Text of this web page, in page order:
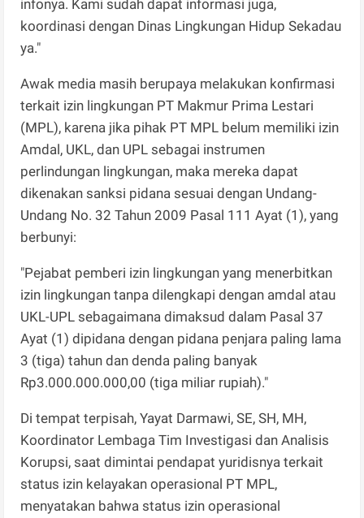
infonya. Kami sudah dapat informasi juga,
koordinasi dengan Dinas Lingkungan Hidup Sekadau
ya."
Awak media masih berupaya melakukan konfirmasi
terkait izin lingkungan PT Makmur Prima Lestari
(MPL), karena jika pihak PT MPL belum memiliki izin
Amdal, UKL, dan UPL sebagai instrumen
perlindungan lingkungan, maka mereka dapat
dikenakan sanksi pidana sesuai dengan Undang-
Undang No. 32 Tahun 2009 Pasal 111 Ayat (1), yang
berbunyi:
"Pejabat pemberi izin lingkungan yang menerbitkan
izin lingkungan tanpa dilengkapi dengan amdal atau
UKL-UPL sebagaimana dimaksud dalam Pasal 37
Ayat (1) dipidana dengan pidana penjara paling lama
3 (tiga) tahun dan denda paling banyak
Rp3.000.000.000,00 (tiga miliar rupiah)."
Di tempat terpisah, Yayat Darmawi, SE, SH, MH,
Koordinator Lembaga Tim Investigasi dan Analisis
Korupsi, saat dimintai pendapat yuridisnya terkait
status izin kelayakan operasional PT MPL,
menyatakan bahwa status izin operasional